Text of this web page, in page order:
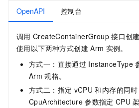
OpenAPI 控制台
调用 CreateContainerGroup 接口创建
使用以下两种方式创建 Arm 实例。
方式一：直接通过 InstanceType
Arm 规格。
方式二：指定 vCPU 和内存的同
CpuArchitecture 参数指定 CPU